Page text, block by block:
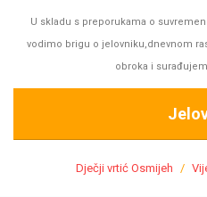
U skladu s preporukama o
vodimo brigu o jelovniku,dnevnom
obroka i
Dječji vrtić Osmijeh